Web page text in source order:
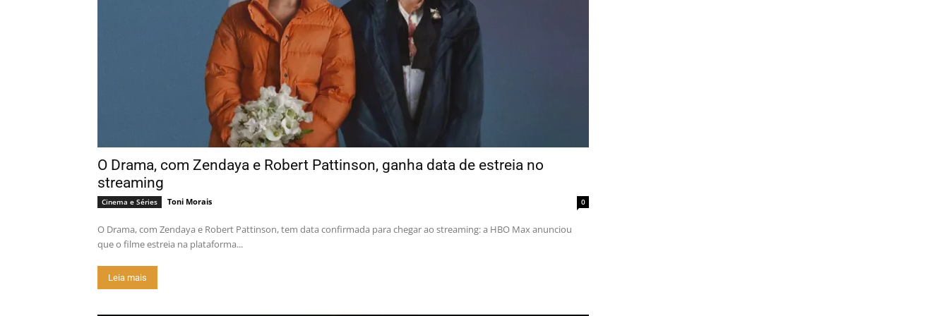
O Drama, com Zendaya e Robert Pattinson, ganha data de estreia no
streaming
Cinema e Séries Toni Morais 0
O Drama, com Zendaya e Robert Pattinson, tem data confirmada para chegar ao streaming: a HBO Max anunciou
que o filme estreia na plataforma...
Leia mais